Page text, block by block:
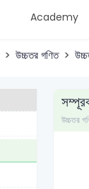
Academy
উচ্চতর গণিত
উচ্চতর